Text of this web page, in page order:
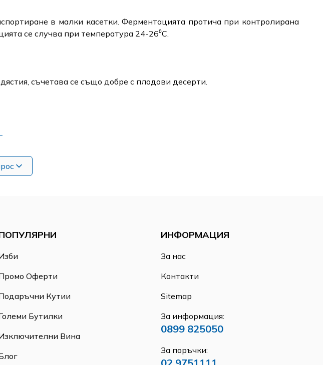
в малки касетки. Ферментацията протича при контролирана
се случва при температура 24-26⁰C.
съчетава се също добре с плодови десерти.
Оферти
Кутии
Бутилки
Вина
ИНФОРМАЦИЯ
За нас
Контакти
Sitemap
За информация:
0899 825050
За поръчки: